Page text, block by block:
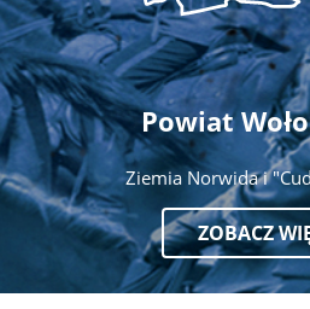
Powiat
Ziemia Norwida i
ZOBACZ